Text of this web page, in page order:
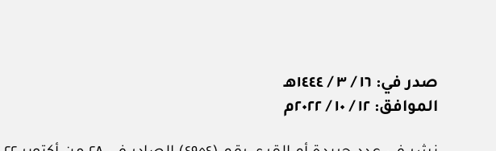
صدر في: ١٦ / ٣ / ١٤٤٤هـ
الموافق: ١٢ / ١٠ / ٢٠٢٢م